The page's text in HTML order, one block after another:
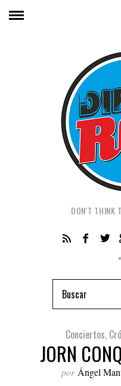
DON'T THINK
Conciertos,
JORN
por Ángel